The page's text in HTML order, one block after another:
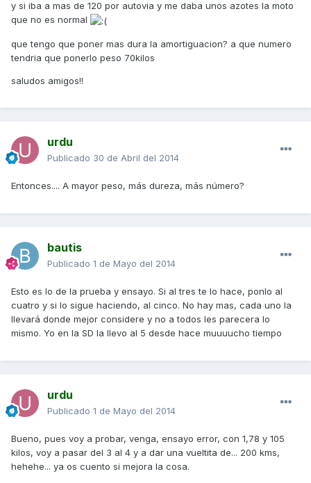
y si iba a mas de 120 por autovia y me daba unos azotes la moto
que no es normal
que tengo que poner mas dura la amortiguacion? a que numero
tendria que ponerlo peso 70kilos
saludos amigos!!
urdu
Publicado 30 de Abril del 2014
Entonces.... A mayor peso, más dureza, más número?
bautis
Publicado 1 de Mayo del 2014
Esto es lo de la prueba y ensayo. Si al tres te lo hace, ponlo al
cuatro y si lo sigue haciendo, al cinco. No hay mas, cada uno la
llevará donde mejor considere y no a todos les parecera lo
mismo. Yo en la SD la llevo al 5 desde hace muuuucho tiempo
urdu
Publicado 1 de Mayo del 2014
Bueno, pues voy a probar, venga, ensayo error, con 1,78 y 105
kilos, voy a pasar del 3 al 4 y a dar una vueltita de... 200 kms,
hehehe... ya os cuento si mejora la cosa.